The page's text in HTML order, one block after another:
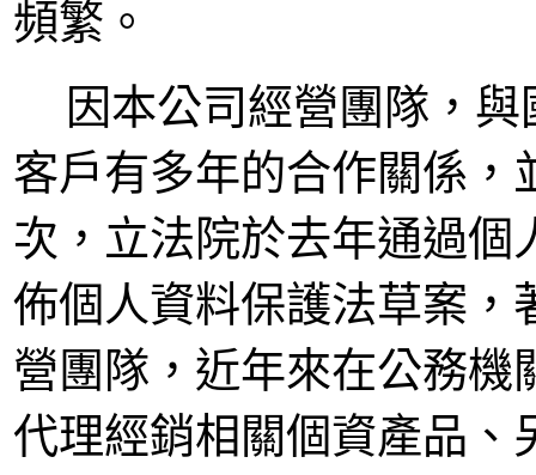
頻繁。
因本公司經營團隊，與
客戶有多年的合作關係，
次，立法院於去年通過
佈個人資料保護法草案，
營團隊，近年來在公務
代理經銷相關個資產品、